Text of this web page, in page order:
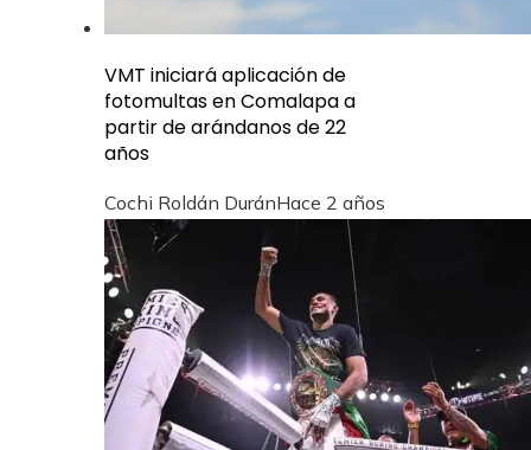
VMT iniciará aplicación de
fotomultas en Comalapa a
partir de arándanos de 22
años
Cochi Roldán DuránHace 2 años